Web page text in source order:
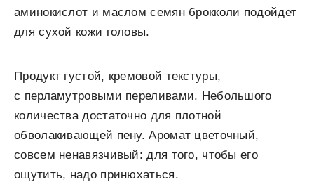
аминокислот и маслом семян брокколи подойдет
для сухой кожи головы.
Продукт густой, кремовой текстуры,
с перламутровыми переливами. Небольшого
количества достаточно для плотной
обволакивающей пену. Аромат цветочный,
совсем ненавязчивый: для того, чтобы его
ощутить, надо принюхаться.